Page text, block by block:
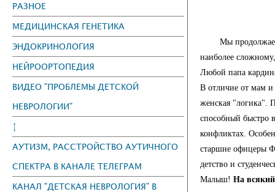
РАЗНОЕ
МЕДИЦИНСКАЯ ГЕНЕТИКА
ЭНДОКРИНОЛОГИЯ
НЕЙРООРТОПЕДИЯ
ВИДЕО "ПРОБЛЕМЫ ДЕТСКОЙ
НЕВРОЛОГИИ"
↕
АУТИЗМ, РАССТРОЙСТВО АУТИЧНОГО
СПЕКТРА В КАНАЛЕ ТЕЛЕГРАМ
КАНАЛ "ДЕТСКАЯ НЕВРОЛОГИЯ" В
Мы продолжаем
наиболее
Любой папа
В отличие от мам и
женская "логика".
способный быстро
конфликтах.
старшие офицеры
детство и
Малыш! На всякий